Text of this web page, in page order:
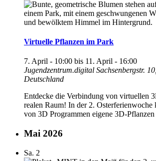
Virtuelle Pflanzen im Park
7. April - 10:00 bis 11. April - 16:00
Jugendzentrum.digital Sachsenbergstr.
Deutschland
Entdecke die Verbindung von virtuellen
realen Raum! In der 2.
von 3D Programmen eigene
Mai 2026
Sa. 2